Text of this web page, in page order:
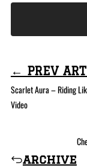
← PREV
Scarlet Aura – Riding
Video
archive